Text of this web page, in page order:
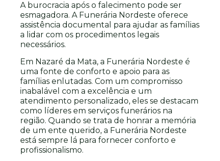
A burocracia após o falecimento pode ser
esmagadora. A Funerária Nordeste oferece
assistência documental para ajudar as famílias
a lidar com os procedimentos legais
necessários.
Em Nazaré da Mata, a Funerária Nordeste é
uma fonte de conforto e apoio para as
famílias enlutadas. Com um compromisso
inabalável com a excelência e um
atendimento personalizado, eles se destacam
como líderes em serviços funerários na
região. Quando se trata de honrar a memória
de um ente querido, a Funerária Nordeste
está sempre lá para fornecer conforto e
profissionalismo.